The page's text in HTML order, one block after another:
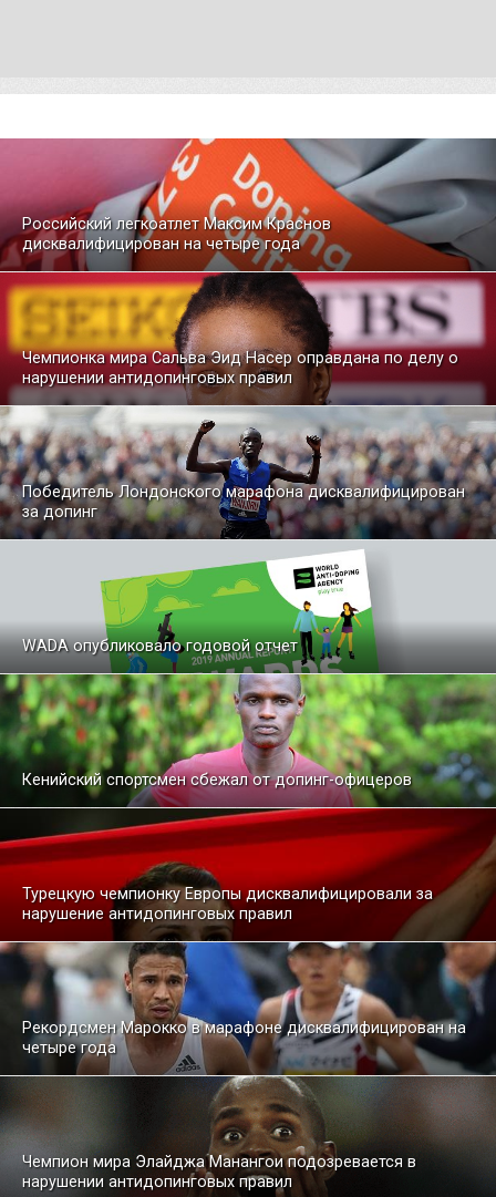
Российский легкоатлет Максим Краснов
дисквалифицирован на четыре года
Чемпионка мира Сальва Эид Насер оправдана по делу о
нарушении антидопинговых правил
Победитель Лондонского марафона дисквалифицирован
за допинг
WADA опубликовало годовой отчет
Кенийский спортсмен сбежал от допинг-офицеров
Турецкую чемпионку Европы дисквалифицировали за
нарушение антидопинговых правил
Рекордсмен Марокко в марафоне дисквалифицирован на
четыре года
Чемпион мира Элайджа Манангои подозревается в
нарушении антидопинговых правил